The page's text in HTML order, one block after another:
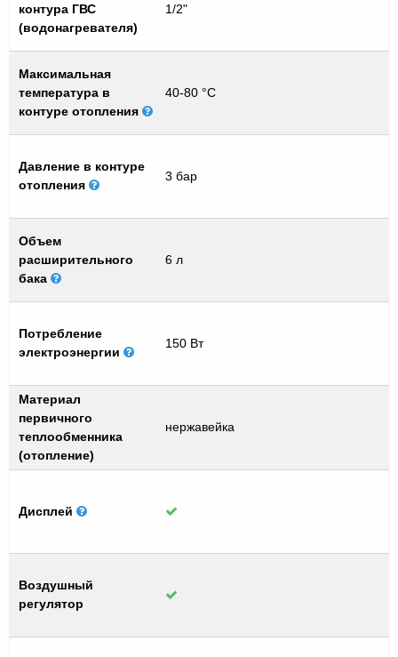
контура ГВС
(водонагревателя)
1/2"
Максимальная
температура в
контуре отопления
40-80 °C
Давление в контуре
отопления
3 бар
Объем
расширительного
бака
6 л
Потребление
электроэнергии
150 Вт
Материал
первичного
теплообменника
(отопление)
нержавейка
Дисплей
Воздушный
регулятор